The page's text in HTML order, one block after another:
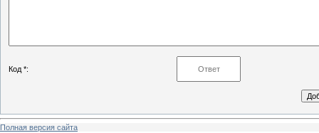
Код *:
Полная версия сайта